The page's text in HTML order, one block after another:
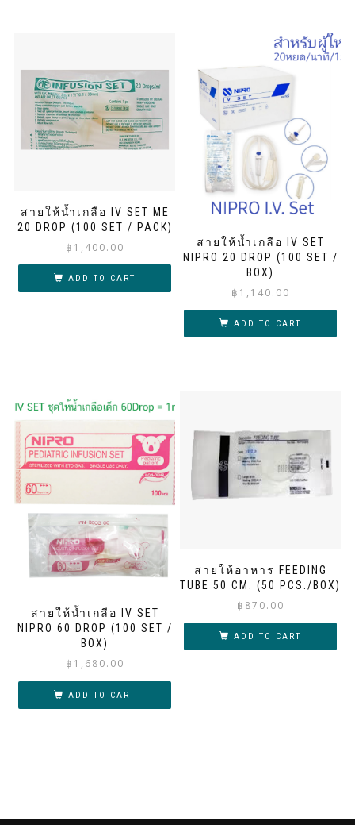
สายให้น้ำเกลือ IV SET ME
20 DROP (100 SET / PACK)
฿ 1,400.00
ADD TO CART
สายให้น้ำเกลือ IV SET
NIPRO 20 DROP (100 SET /
BOX)
฿ 1,140.00
ADD TO CART
สายให้น้ำเกลือ IV SET
NIPRO 60 DROP (100 SET /
BOX)
฿ 1,680.00
ADD TO CART
สายให้อาหาร FEEDING
TUBE 50 CM. (50 PCS./BOX)
฿ 870.00
ADD TO CART